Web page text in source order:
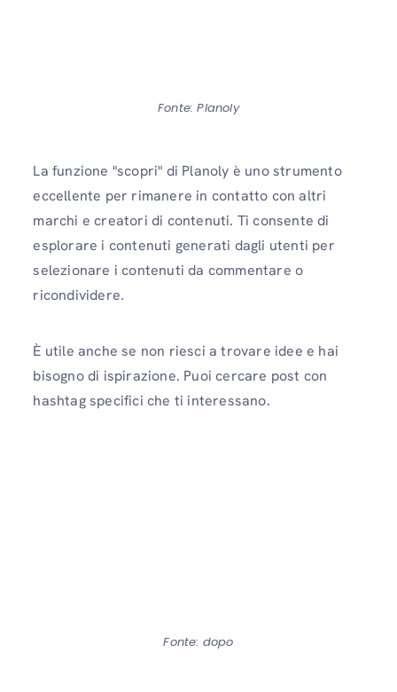
Fonte: Planoly
La funzione "scopri" di Planoly è uno strumento
eccellente per rimanere in contatto con altri
marchi e creatori di contenuti. Ti consente di
esplorare i contenuti generati dagli utenti per
selezionare i contenuti da commentare o
ricondividere.
È utile anche se non riesci a trovare idee e hai
bisogno di ispirazione. Puoi cercare post con
hashtag specifici che ti interessano.
Fonte: dopo